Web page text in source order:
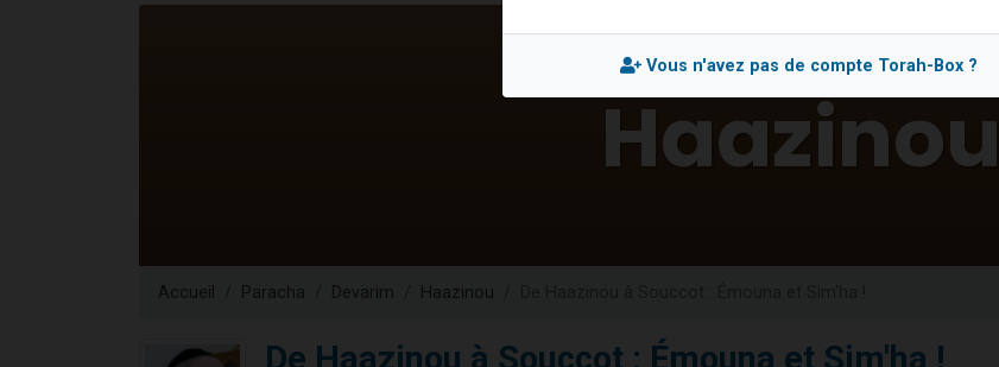
61 personnes viennent de demander une bénédiction
Ariel vient de donner son Maasser
Il reste 49 places pour étudier en groupe sur Zoom
Nathaniel vient de donner son Maasser
Accueil Paracha Devarim Haazinou
De Haazinou à Souccot : Émouna et Sim'ha !
Vous n'avez pas de compte Torah-Box ?